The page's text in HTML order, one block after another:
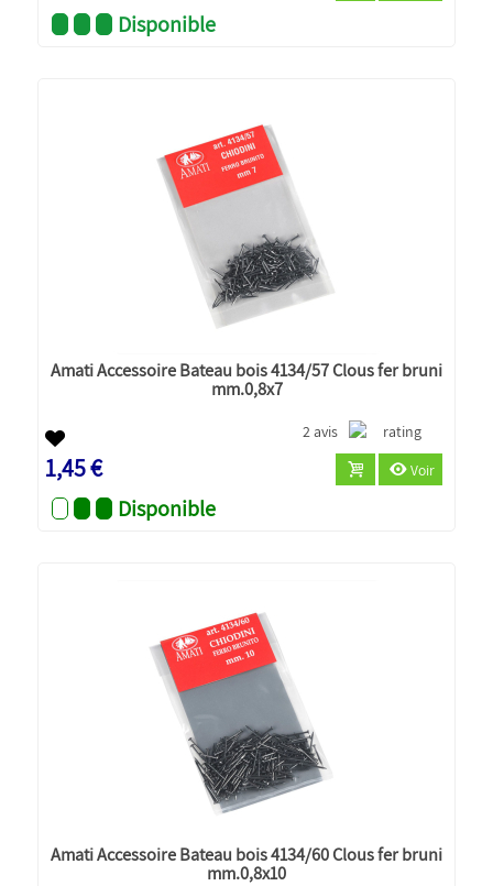
Disponible
Amati Accessoire Bateau bois 4134/57 Clous fer bruni
mm.0,8x7
2 avis
1,45 € Voir
Disponible
Amati Accessoire Bateau bois 4134/60 Clous fer bruni
mm.0,8x10